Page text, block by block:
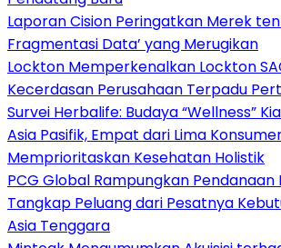
Laporan Cision Peringatkan Merek
Fragmentasi Data’ yang Merugikan
Lockton Memperkenalkan Lockton
Kecerdasan Perusahaan Terpadu
Survei Herbalife: Budaya “Wellness”
Asia Pasifik, Empat dari Lima
Memprioritaskan Kesehatan Holistik
PCG Global Rampungkan Pendanaan
Tangkap Peluang dari Pesatnya
Asia Tenggara